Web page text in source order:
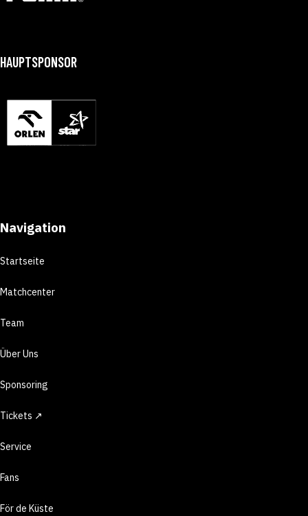
HAUPTSPONSOR
Navigation
Startseite
Matchcenter
Team
Über Uns
Sponsoring
Tickets ↗
Service
Fans
För de Küste